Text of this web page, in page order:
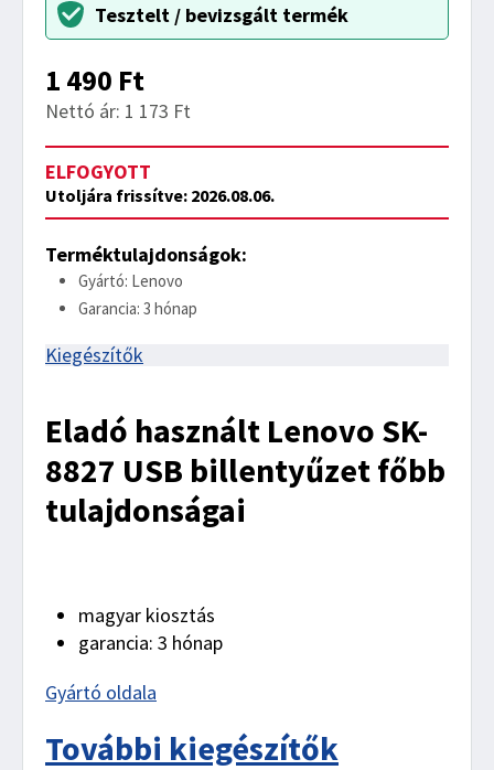
Tesztelt / bevizsgált termék
1 490 Ft
Nettó ár: 1 173 Ft
ELFOGYOTT
Utoljára frissítve: 2026.08.06.
Terméktulajdonságok:
Gyártó: Lenovo
Garancia: 3 hónap
Kiegészítők
Eladó használt Lenovo SK-
8827 USB billentyűzet főbb
tulajdonságai
magyar kiosztás
garancia: 3 hónap
Gyártó oldala
További kiegészítők